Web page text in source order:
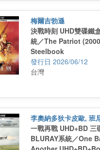
梅爾吉勃遜
決戰時刻 UHD雙碟鐵
統／The Patriot
Steelbook
2026/06/12
台灣
李奧納多狄卡皮歐, 班
一戰再戰 UHD+BD 三
BLURAY系統／One